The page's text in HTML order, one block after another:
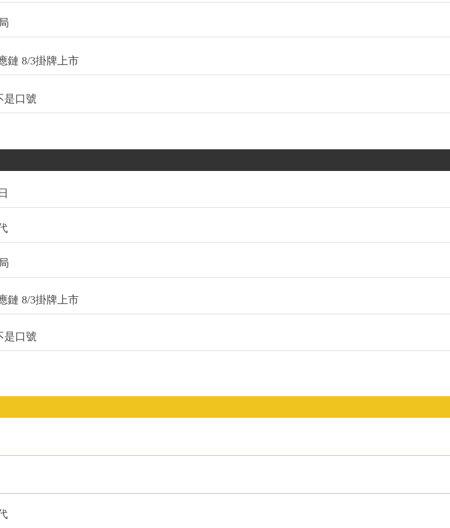
鏈 8/3掛牌上市
是口號
鏈 8/3掛牌上市
是口號